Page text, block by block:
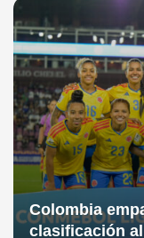
Colombia
clasificación